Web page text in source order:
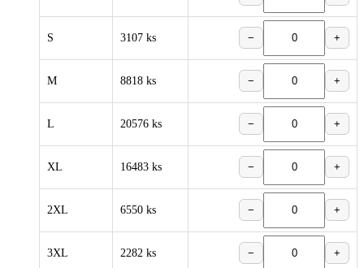
S 3107 ks − +
M 8818 ks − +
L 20576 ks − +
XL 16483 ks − +
2XL 6550 ks − +
3XL 2282 ks − +